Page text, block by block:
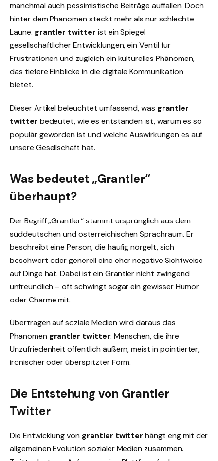
manchmal auch pessimistische Beiträge auffallen. Doch
hinter dem Phänomen steckt mehr als nur schlechte
Laune. grantler twitter ist ein Spiegel
gesellschaftlicher Entwicklungen, ein Ventil für
Frustrationen und zugleich ein kulturelles Phänomen,
das tiefere Einblicke in die digitale Kommunikation
bietet.
Dieser Artikel beleuchtet umfassend, was grantler
twitter bedeutet, wie es entstanden ist, warum es so
populär geworden ist und welche Auswirkungen es auf
unsere Gesellschaft hat.
Was bedeutet „Grantler“
überhaupt?
Der Begriff „Grantler“ stammt ursprünglich aus dem
süddeutschen und österreichischen Sprachraum. Er
beschreibt eine Person, die häufig nörgelt, sich
beschwert oder generell eine eher negative Sichtweise
auf Dinge hat. Dabei ist ein Grantler nicht zwingend
unfreundlich – oft schwingt sogar ein gewisser Humor
oder Charme mit.
Übertragen auf soziale Medien wird daraus das
Phänomen grantler twitter: Menschen, die ihre
Unzufriedenheit öffentlich äußern, meist in pointierter,
ironischer oder überspitzter Form.
Die Entstehung von Grantler
Twitter
Die Entwicklung von grantler twitter hängt eng mit der
allgemeinen Evolution sozialer Medien zusammen.